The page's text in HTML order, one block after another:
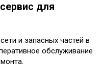
для
и запасных частей в
обслуживание